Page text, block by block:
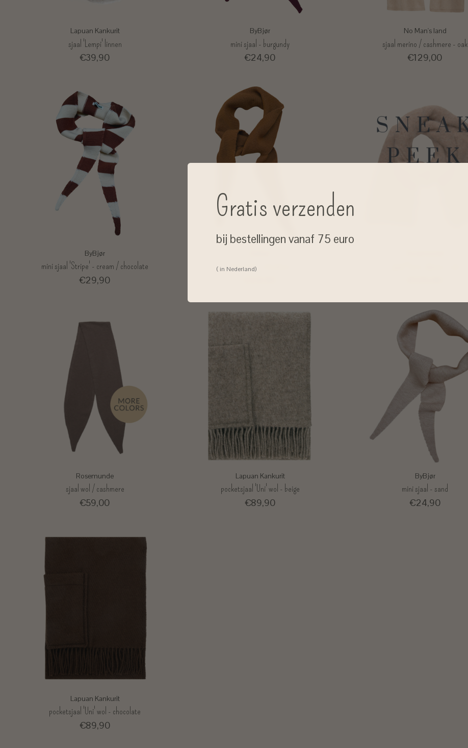
Lapuan Kankurit
sjaal 'Lempi' linnen
€39,90
ByBjør
mini sjaal - burgundy
€24,90
No Man's land
sjaal merino / cashmere - oak
€129,00
ByBjør
mini sjaal 'Stripe' - cream / chocolate
€29,90
mini sjaal - cinnamon
Rosemunde
sjaal wol / cashmere
€59,00
Lapuan Kankurit
pocketsjaal 'Uni' wol - beige
€89,90
ByBjør
mini sjaal - sand
€24,90
Lapuan Kankurit
pocketsjaal 'Uni' wol - chocolate
€89,90
Gratis verzenden
bij bestellingen vanaf 75 euro
( in Nederland)